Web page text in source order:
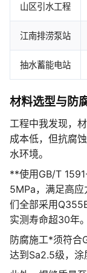
山区引水工程
江南排涝泵站
抽水蓄能电站
材料选型与防
工程中我发现，
成本低，但抗腐
水环境。
**使用GB/T
5MPa，满足高
们全部采用
实测寿命超30年。
防腐施工*须符合
达到Sa2.5级，涂